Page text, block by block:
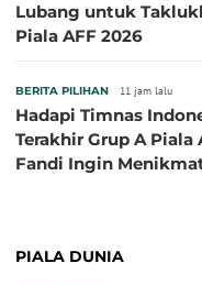
Lubang untuk
Piala AFF 2026
BERITA PILIHAN 11 jam lalu
Hadapi Timnas
Terakhir Grup A Piala
Fandi Ingin
PIALA DUNIA